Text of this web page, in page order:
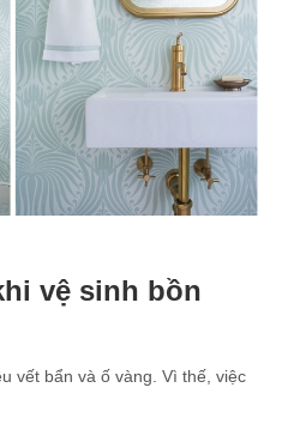
vệ sinh bồn
vết bẩn và ố vàng. Vì thế, việc